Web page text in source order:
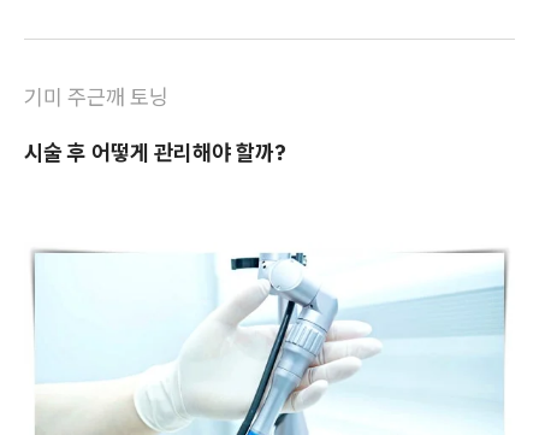
기미 주근깨 토닝
시술 후 어떻게 관리해야 할까?